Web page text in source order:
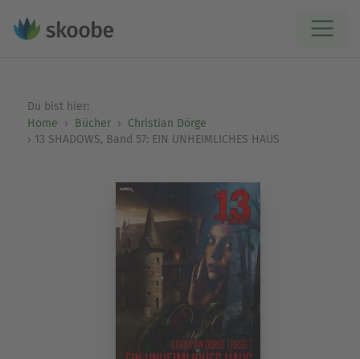
Du bist hier:
Home
Bücher
Christian Dörge
13 SHADOWS, Band 57: EIN UNHEIMLICHES HAUS